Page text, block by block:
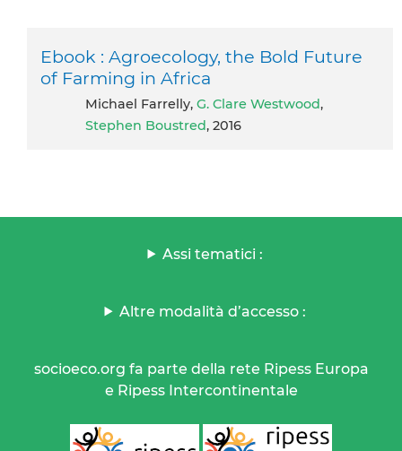
Ebook : Agroecology, the Bold Future
of Farming in Africa
Michael Farrelly, G. Clare Westwood,
Stephen Boustred, 2016
Assi tematici :
Altre modalità d’accesso :
socioeco.org fa parte della rete Ripess Europa
e Ripess Intercontinentale